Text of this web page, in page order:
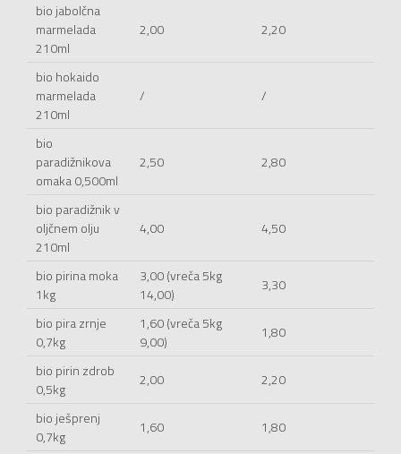
bio jabolčna
marmelada
210ml
2,00 2,20
bio hokaido
marmelada
210ml
/ /
bio
paradižnikova
omaka 0,500ml
2,50 2,80
bio paradižnik v
oljčnem olju
210ml
4,00 4,50
bio pirina moka
1kg
3,00 (vreča 5kg
14,00)
3,30
bio pira zrnje
0,7kg
1,60 (vreča 5kg
9,00)
1,80
bio pirin zdrob
0,5kg
2,00 2,20
bio ješprenj
0,7kg
1,60 1,80